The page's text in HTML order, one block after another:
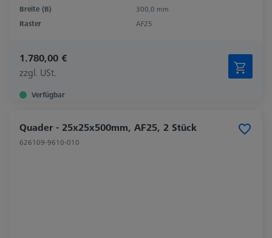
Breite (B)
300,0 mm
Raster
AF25
1.780,00 €
zzgl. USt.
Verfügbar
Quader - 25x25x500mm, AF25, 2 Stück
626109-9610-010